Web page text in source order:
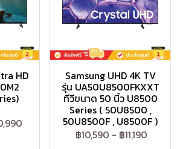
HD Samsung UHD 4K TV
รุ่น UA50U8500FKXXT
ทีวีขนาด 50 นิ้ว U8500
Series ( 50U8500 ,
50U8500F , U8500F )
฿10,590 - ฿11,190